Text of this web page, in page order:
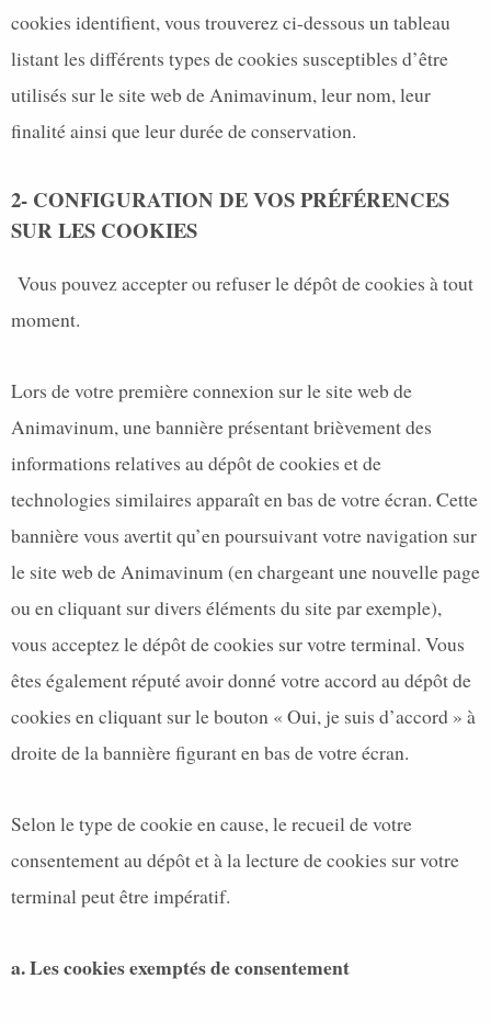
cookies identifient, vous trouverez ci-dessous un tableau
listant les différents types de cookies susceptibles d’être
utilisés sur le site web de Animavinum, leur nom, leur
finalité ainsi que leur durée de conservation.
2- CONFIGURATION DE VOS PRÉFÉRENCES
SUR LES COOKIES
Vous pouvez accepter ou refuser le dépôt de cookies à tout
moment.
Lors de votre première connexion sur le site web de
Animavinum, une bannière présentant brièvement des
informations relatives au dépôt de cookies et de
technologies similaires apparaît en bas de votre écran. Cette
bannière vous avertit qu’en poursuivant votre navigation sur
le site web de Animavinum (en chargeant une nouvelle page
ou en cliquant sur divers éléments du site par exemple),
vous acceptez le dépôt de cookies sur votre terminal. Vous
êtes également réputé avoir donné votre accord au dépôt de
cookies en cliquant sur le bouton « Oui, je suis d’accord » à
droite de la bannière figurant en bas de votre écran.
Selon le type de cookie en cause, le recueil de votre
consentement au dépôt et à la lecture de cookies sur votre
terminal peut être impératif.
a. Les cookies exemptés de consentement